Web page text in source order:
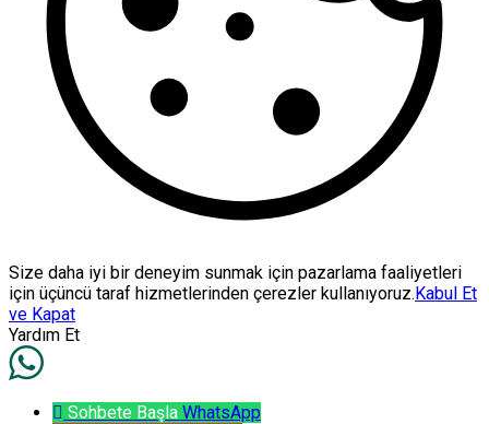
Size daha iyi bir deneyim sunmak için pazarlama faaliyetleri
için üçüncü taraf hizmetlerinden çerezler kullanıyoruz. Kabul Et
ve Kapat
Yardım Et
Sohbete Başla WhatsApp